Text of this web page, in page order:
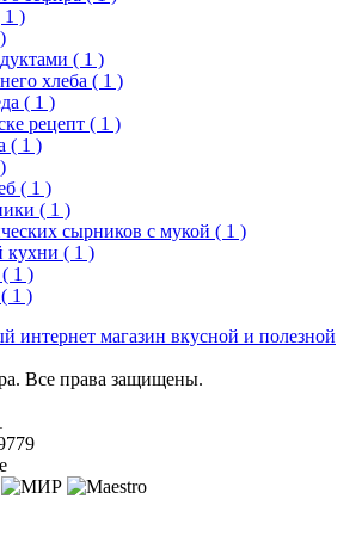
1 )
( 1 )
хлеба ( 1 )
( 1 )
рецепт ( 1 )
( 1 )
( 1 )
( 1 )
сырников с мукой ( 1 )
кухни ( 1 )
( 1 )
( 1 )
Все права защищены.